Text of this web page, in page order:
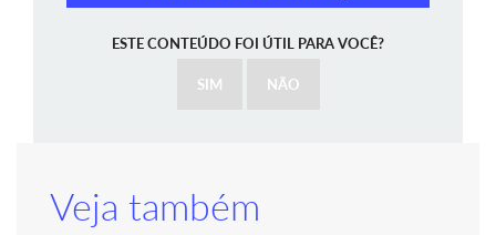
ESTE CONTEÚDO FOI ÚTIL PARA VOCÊ?
SIM NÃO
Veja também